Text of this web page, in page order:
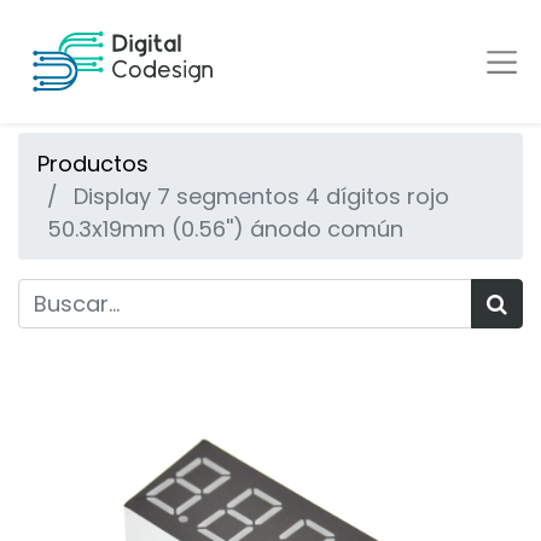
Productos
Display 7 segmentos 4 dígitos rojo
50.3x19mm (0.56'') ánodo común